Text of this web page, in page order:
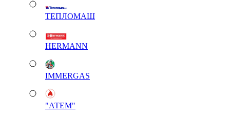
ТЕПЛОМАШ
HERMANN
IMMERGAS
"АТЕМ"